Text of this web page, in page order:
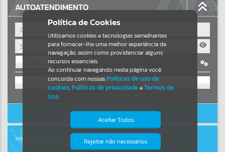
NOTÍCIAS
Por favor, aguarde...
SUBPORTAIS
Por favor, aguarde...
Por favor, aguarde...
AUTOATENDIMENTO
OU
ACESSAR SEM LOGIN
NOTA FISCAL ELETRÔNICA
Política de Cookies
Utilizamos cookies e tecnologias semelhantes
para fornecer-lhe uma melhor experiência de
navegação, assim como providenciar alguns
recursos essenciais.
Ao continuar navegando nesta página você
concorda com nossas Políticas de uso de
cookies, Políticas de privacidadeeTermos de
Uso.
Aceitar Todos
Rejeitar não necessários
Isto significa que diversos recursos